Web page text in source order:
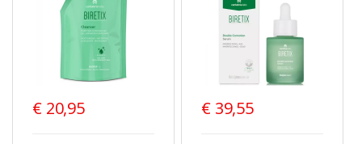
€ 20,95 € 39,55